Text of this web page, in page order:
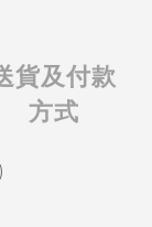
貨及付款
方式